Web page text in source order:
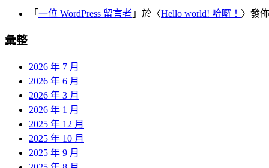
「 一位 WordPress 留言者 」於〈Hello world! 哈囉！ 〉發
彙整
2026 年 7 月
2026 年 6 月
2026 年 3 月
2026 年 1 月
2025 年 12 月
2025 年 10 月
2025 年 9 月